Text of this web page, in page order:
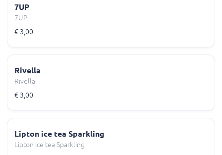
7UP
7UP
€ 3,00
Rivella
Rivella
€ 3,00
Lipton ice tea Sparkling
Lipton ice tea Sparkling